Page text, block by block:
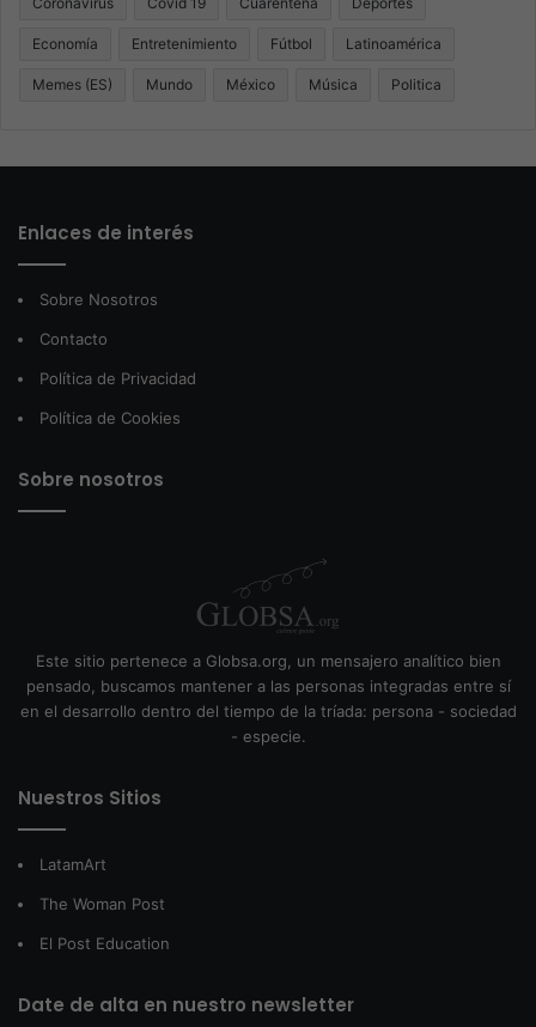
Economía Entretenimiento Fútbol Latinoamérica
Memes (ES) Mundo México Música Politica
Enlaces de interés
Sobre Nosotros
Contacto
Política de Privacidad
Política de Cookies
Sobre nosotros
Este sitio pertenece a Globsa.org, un mensajero analítico bien
pensado, buscamos mantener a las personas integradas entre sí
en el desarrollo dentro del tiempo de la tríada: persona - sociedad
- especie.
Nuestros Sitios
LatamArt
The Woman Post
El Post Education
Date de alta en nuestro newsletter